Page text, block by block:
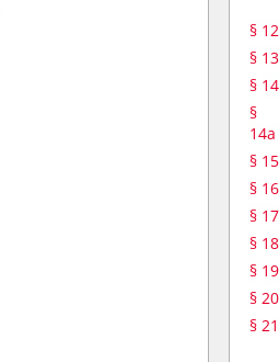
§ 12
§ 13
§ 14
§
14a
§ 15
§ 16
§ 17
§ 18
§ 19
§ 20
§ 21